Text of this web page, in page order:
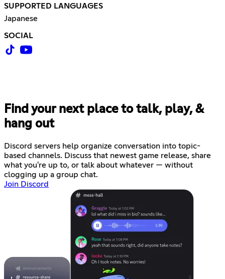
SUPPORTED LANGUAGES
Japanese
SOCIAL
Find your next place to talk, play, &
hang out
Discord servers help organize conversation into topic-
based channels. Discuss that newest game release, share
what you're up to, or talk about whatever — without
clogging up a group chat.
Join Discord